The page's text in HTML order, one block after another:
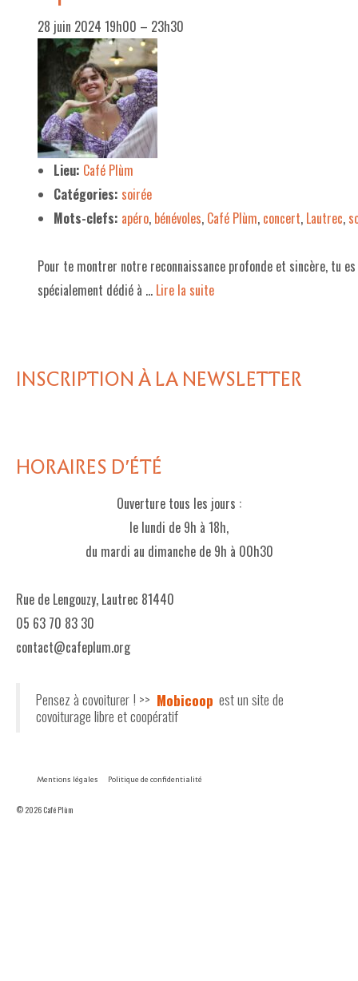
28 juin 2024 19h00 – 23h30
Lieu: Café Plùm
Catégories: soirée
Mots-clefs: apéro, bénévoles, Café Plùm, concert, Lautrec,
Pour te montrer notre reconnaissance profonde et sincère, tu
spécialement dédié à … Lire la suite­­
INSCRIPTION À LA NEWSLETTER
HORAIRES D'ÉTÉ
Ouverture tous les jours :
le lundi de 9h à 18h,
du mardi au dimanche de 9h à 00h30
Rue de Lengouzy, Lautrec 81440
05 63 70 83 30
contact@cafeplum.org
Pensez à covoiturer ! >> Mobicoop est un site de
covoiturage libre et coopératif
Mentions légales Politique de confidentialité
© 2026 Café Plùm